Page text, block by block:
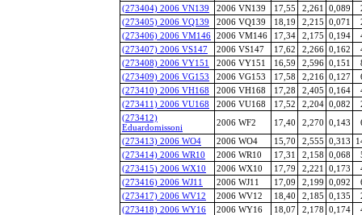
(273404) 2006 VN139
2006 VN139 17,55 2,261 0,089
(273405) 2006 VQ139
2006 VQ139 18,19 2,215 0,071
(273406) 2006 VM146 2006 VM146 17,34 2,175 0,194
(273407) 2006 VS147
2006 VS147 17,62 2,266 0,162
(273408) 2006 VY151
2006 VY151 16,59 2,596 0,151
(273409) 2006 VG153
2006 VG153 17,58 2,216 0,127
(273410) 2006 VH168
2006 VH168 17,28 2,405 0,164
(273411) 2006 VU168
2006 VU168 17,52 2,204 0,082
(273412)
Eduardomissoni
2006 WF2 17,40 2,270 0,143
(273413) 2006 WO4
2006 WO4 15,70 2,555 0,313
(273414) 2006 WR10
2006 WR10 17,31 2,158 0,068
(273415) 2006 WX10
2006 WX10 17,79 2,221 0,173
(273416) 2006 WJ11
2006 WJ11 17,09 2,199 0,092
(273417) 2006 WV12
2006 WV12 18,40 2,185 0,135
(273418) 2006 WY16
2006 WY16 18,07 2,178 0,174